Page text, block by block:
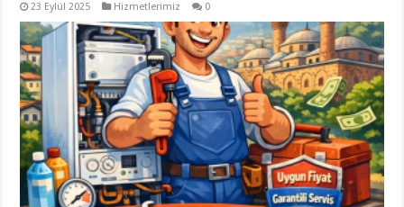
23 Eylül 2025 Hizmetlerimiz 0